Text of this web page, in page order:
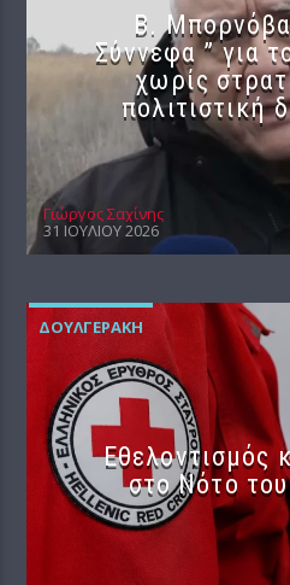
B.
Σύννεφα ” για
χωρίς
πολιτιστική
Γιώργος Σαχίνης
31 ΙΟΥΛΊΟΥ 2026
ΔΟΥΛΓΕΡΆΚΗ
Εθελοντισμός
στο Νότο